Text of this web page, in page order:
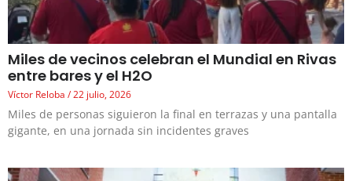
Miles de vecinos celebran el Mundial en Rivas
entre bares y el H2O
Víctor Reloba 22 julio, 2026
Miles de personas siguieron la final en terrazas y una pantalla
gigante, en una jornada sin incidentes graves